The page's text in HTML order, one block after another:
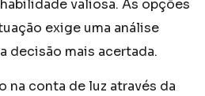
valiosa. As opções
exige uma análise
decisão mais acertada.
na conta de luz através da